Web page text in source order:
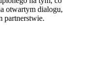
otwartym dialogu,
partnerstwie.